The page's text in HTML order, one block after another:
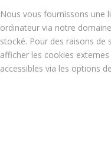
Nous vous fournissons une
ordinateur via notre
stocké. Pour des raisons
afficher les cookies
accessibles via les options